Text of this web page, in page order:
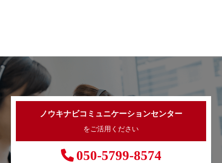
ノウキナビコミュニケーションセンター
をご活用ください
050-5799-8574